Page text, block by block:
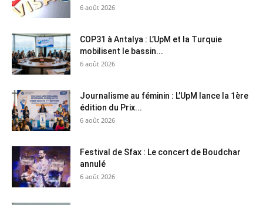
6 août 2026
COP31 à Antalya : L’UpM et la Turquie
mobilisent le bassin...
6 août 2026
Journalisme au féminin : L’UpM lance la 1ère
édition du Prix...
6 août 2026
Festival de Sfax : Le concert de Boudchar
annulé
6 août 2026